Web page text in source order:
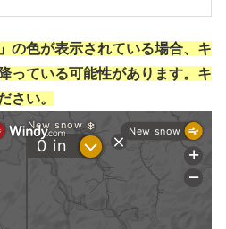
の色が表示されている場合、キ
っている可能性があります。キ
さい。